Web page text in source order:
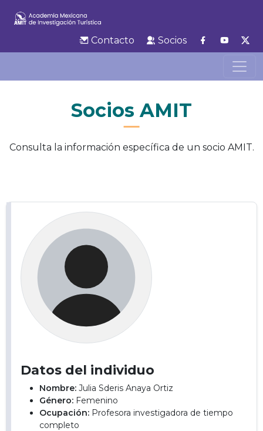
Contacto Socios
Socios AMIT
Consulta la información específica de un socio AMIT.
Datos del individuo
Nombre: Julia Sderis Anaya Ortiz
Género: Femenino
Ocupación: Profesora investigadora de tiempo
completo